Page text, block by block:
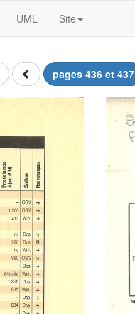
UML Site
pages 436 et 437